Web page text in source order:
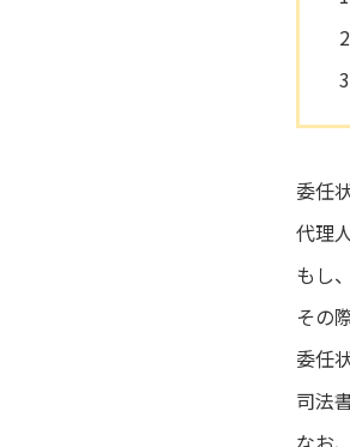
委任
代理
もし
その
委任
司法